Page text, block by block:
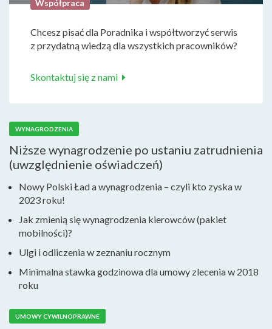
Współpraca
Chcesz pisać dla Poradnika i współtworzyć serwis
z przydatną wiedzą dla wszystkich pracowników?
Skontaktuj się z nami
WYNAGRODZENIA
Niższe wynagrodzenie po ustaniu zatrudnienia
(uwzględnienie oświadczeń)
Nowy Polski Ład a wynagrodzenia – czyli kto zyska w
2023 roku!
Jak zmienią się wynagrodzenia kierowców (pakiet
mobilności)?
Ulgi i odliczenia w zeznaniu rocznym
Minimalna stawka godzinowa dla umowy zlecenia w 2018
roku
UMOWY CYWILNOPRAWNE